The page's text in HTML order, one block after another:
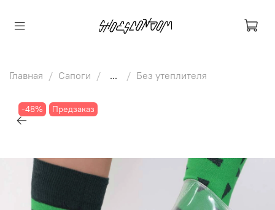
Главная Сапоги ... Без утеплителя
-48% Предзаказ